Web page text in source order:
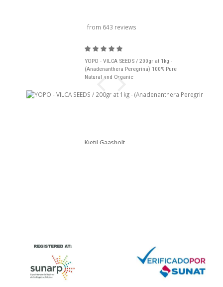
from 643 reviews
YOPO - VILCA SEEDS / 200gr at 1kg -
(Anadenanthera Peregrina) 100% Pure
Natural and Organic
Kjetil Gaasholt